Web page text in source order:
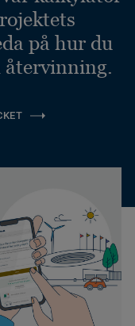
på hur du
återvinning.